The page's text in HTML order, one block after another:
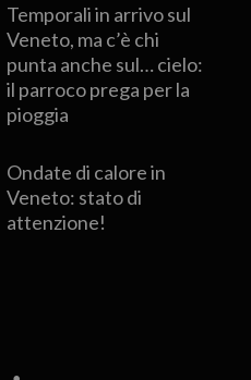
Temporali in arrivo sul
Veneto, ma c’è chi
punta anche sul… cielo:
il parroco prega per la
pioggia
Ondate di calore in
Veneto: stato di
attenzione!